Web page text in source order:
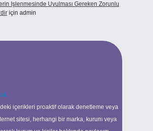
Işlenmesinde Uyulması Gereken Zorunlu
için admin
içerikleri proaktif olarak denetleme veya
sitesi, herhangi bir marka, kurum veya